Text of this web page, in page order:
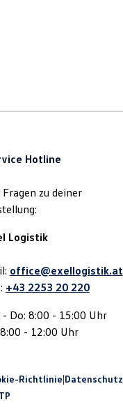
Hotline
Fragen zu deiner
Logistik
office@exellogistik.at
+43 2253 20 220
- Do: 8:00 - 15:00 Uhr
- 12:00 Uhr
Richtlinie|Datenschutz